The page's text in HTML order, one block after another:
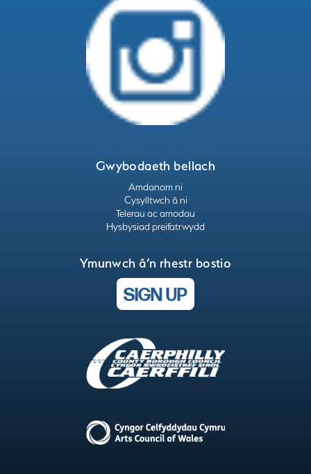
Gwybodaeth bellach
Amdanom ni
Cysylltwch â ni
Telerau ac amodau
Hysbysiad preifatrwydd
Ymunwch â’n rhestr bostio
SIGN UP